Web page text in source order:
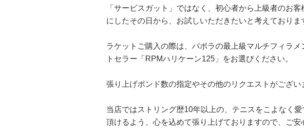
「サービスガット」ではなく、初心者から上級者のお
にしたその日から、お試しいただきたいと考えておりま
ラケットご購入の際は、バボラの最上級マルチフィラ
トセラー「RPMハリケーン125」をお選びください。
張り上げポンド数の指定やその他のリクエストがござい
当店ではストリング歴10年以上の、テニスをこよなく
頂けるよう、心を込めて張り上げておりますので、ご安